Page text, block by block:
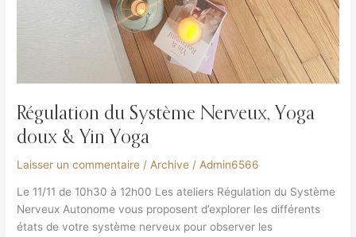
Régulation du Système Nerveux, Yoga
doux & Yin Yoga
Laisser un commentaire / Archive / Admin6566
Le 11/11 de 10h30 à 12h00 Les ateliers Régulation du Système
Nerveux Autonome vous proposent d’explorer les différents
états de votre système nerveux pour observer les